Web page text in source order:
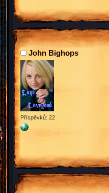
John Bighops
Příspěvků: 22